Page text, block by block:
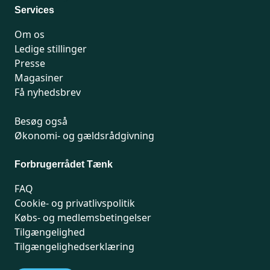
Services
Om os
Ledige stillinger
Presse
Magasiner
Få nyhedsbrev
Besøg også
Økonomi- og gældsrådgivning
Forbrugerrådet Tænk
FAQ
Cookie- og privatlivspolitik
Købs- og medlemsbetingelser
Tilgængelighed
Tilgængelighedserklæring